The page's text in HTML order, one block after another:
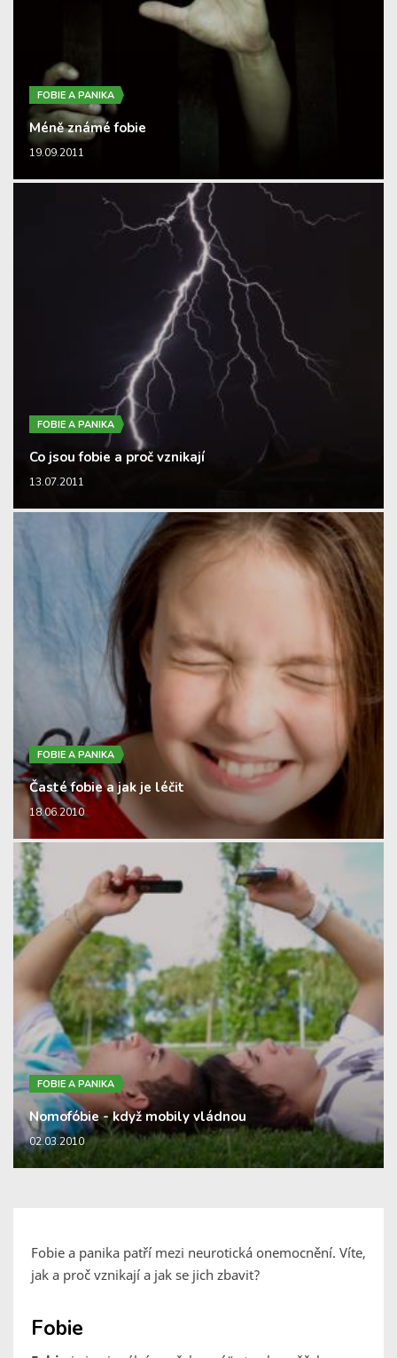
FOBIE A PANIKA
Méně známé fobie
19.09.2011
FOBIE A PANIKA
Co jsou fobie a proč vznikají
13.07.2011
FOBIE A PANIKA
Časté fobie a jak je léčit
18.06.2010
FOBIE A PANIKA
Nomofóbie - když mobily vládnou
02.03.2010
Fobie a panika patří mezi neurotická onemocnění. Víte,
jak a proč vznikají a jak se jich zbavit?
Fobie